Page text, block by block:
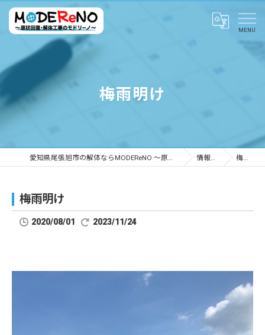
梅雨明け
愛知県尾張旭市の解体ならMODEReNO ～原状回復・解体工事のモドリーノ～ 情報ブログ 梅雨明け
梅雨明け
2020/08/01 2023/11/24